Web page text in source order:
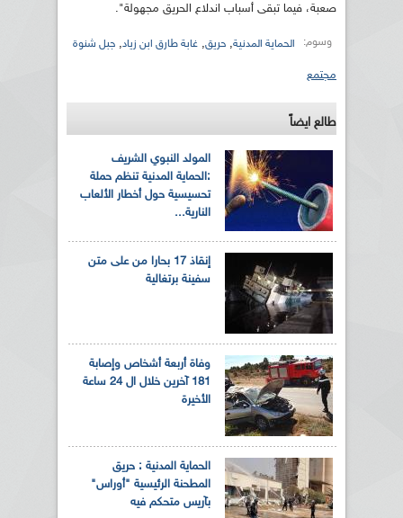
صعبة، فيما تبقى أسباب اندلاع الحريق مجهولة".
وسوم: الحماية المدنية, حريق, غابة طارق ابن زياد, جبل شنوة
مجتمع
طالع ايضاً
المولد النبوي الشريف
:الحماية المدنية تنظم حملة
تحسيسية حول أخطار الألعاب
النارية...
إنقاذ 17 بحارا من على متن
سفينة برتغالية
وفاة أربعة أشخاص وإصابة
181 آخرين خلال ال 24 ساعة
الأخيرة
الحماية المدنية : حريق
المطحنة الرئيسية "أوراس"
بآريس متحكم فيه